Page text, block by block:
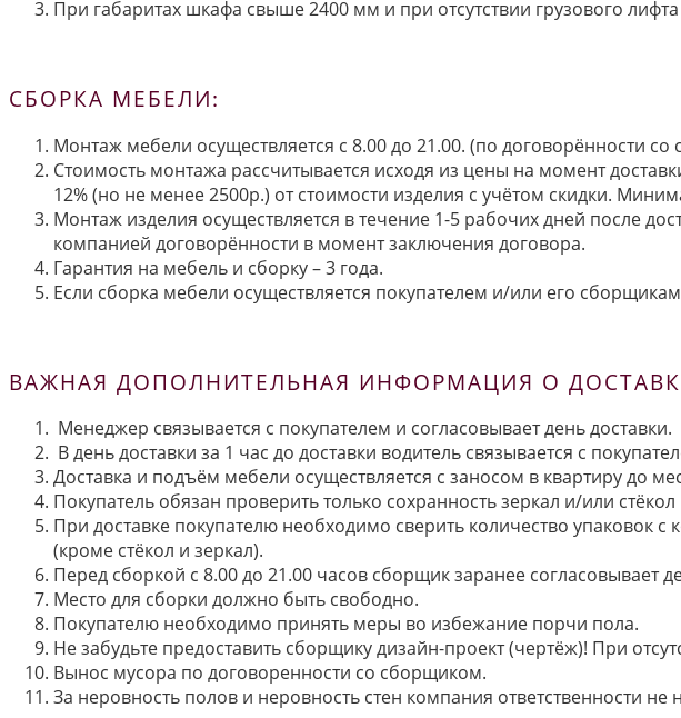
При габаритах шкафа свыше 2400 мм и при отсутствии грузового
СБОРКА МЕБЕЛИ:
Монтаж мебели осуществляется с 8.00 до 21.00. (по договорённости
Стоимость монтажа рассчитывается исходя из цены на момент
12% (но не менее 2500р.) от стоимости изделия с учётом скидки.
Монтаж изделия осуществляется в течение 1-5 рабочих дней после
компанией договорённости в момент заключения договора.
Гарантия на мебель и сборку – 3 года.
Если сборка мебели осуществляется покупателем и/или его
ВАЖНАЯ ДОПОЛНИТЕЛЬНАЯ ИНФОРМАЦИЯ О
Менеджер связывается с покупателем и согласовывает день доставки.
В день доставки за 1 час до доставки водитель связывается с
Доставка и подъём мебели осуществляется с заносом в квартиру до
Покупатель обязан проверить только сохранность зеркал и/или стёкол
При доставке покупателю необходимо сверить количество упаковок
(кроме стёкол и зеркал).
Перед сборкой с 8.00 до 21.00 часов сборщик заранее согласовывает
Место для сборки должно быть свободно.
Покупателю необходимо принять меры во избежание порчи пола.
Не забудьте предоставить сборщику дизайн-проект (чертёж)! При
Вынос мусора по договоренности со сборщиком.
За неровность полов и неровность стен компания ответственности